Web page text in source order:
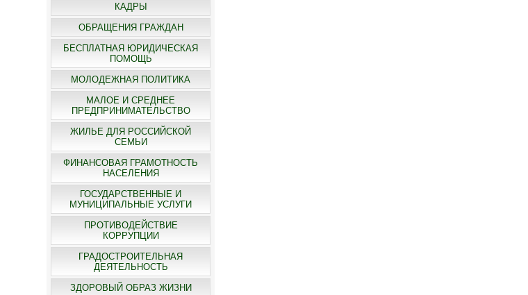
КАДРЫ
ОБРАЩЕНИЯ ГРАЖДАН
БЕСПЛАТНАЯ ЮРИДИЧЕСКАЯ
ПОМОЩЬ
МОЛОДЕЖНАЯ ПОЛИТИКА
МАЛОЕ И СРЕДНЕЕ
ПРЕДПРИНИМАТЕЛЬСТВО
ЖИЛЬЕ ДЛЯ РОССИЙСКОЙ
СЕМЬИ
ФИНАНСОВАЯ ГРАМОТНОСТЬ
НАСЕЛЕНИЯ
ГОСУДАРСТВЕННЫЕ И
МУНИЦИПАЛЬНЫЕ УСЛУГИ
ПРОТИВОДЕЙСТВИЕ
КОРРУПЦИИ
ГРАДОСТРОИТЕЛЬНАЯ
ДЕЯТЕЛЬНОСТЬ
ЗДОРОВЫЙ ОБРАЗ ЖИЗНИ